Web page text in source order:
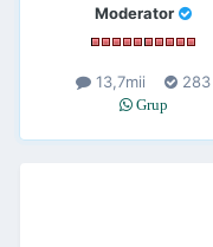
Moderator
13,7mii 283
Grup